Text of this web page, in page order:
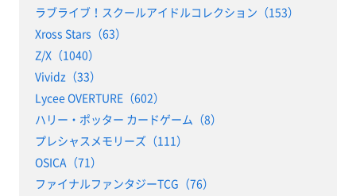
ラブライブ！スクールアイドルコレクション（153）
Xross Stars（63）
Z/X（1040）
Vividz（33）
Lycee OVERTURE（602）
ハリー・ポッター カードゲーム（8）
プレシャスメモリーズ（111）
OSICA（71）
ファイナルファンタジーTCG（76）